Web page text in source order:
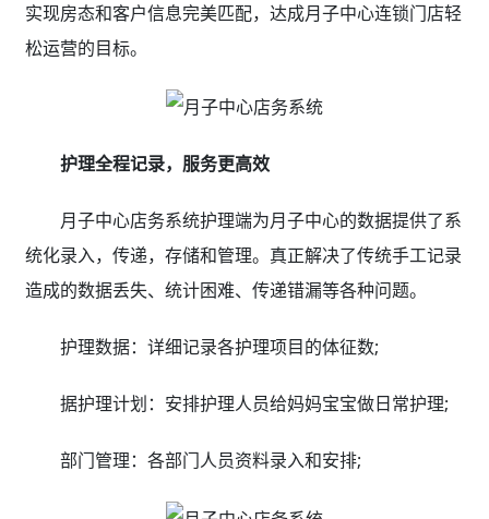
实现房态和客户信息完美匹配，达成月子中心连锁门店轻
松运营的目标。
护理全程记录，服务更高效
月子中心店务系统护理端为月子中心的数据提供了系
统化录入，传递，存储和管理。真正解决了传统手工记录
造成的数据丢失、统计困难、传递错漏等各种问题。
护理数据：详细记录各护理项目的体征数;
据护理计划：安排护理人员给妈妈宝宝做日常护理;
部门管理：各部门人员资料录入和安排;